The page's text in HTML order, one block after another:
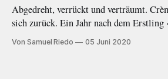
Abgedreht, verrückt und verträumt.
sich zurück. Ein Jahr nach dem Erstling
2019 folgt nun mit der EP «Bébé?» ein
Von Samuel Riedo 05 Juni 2020